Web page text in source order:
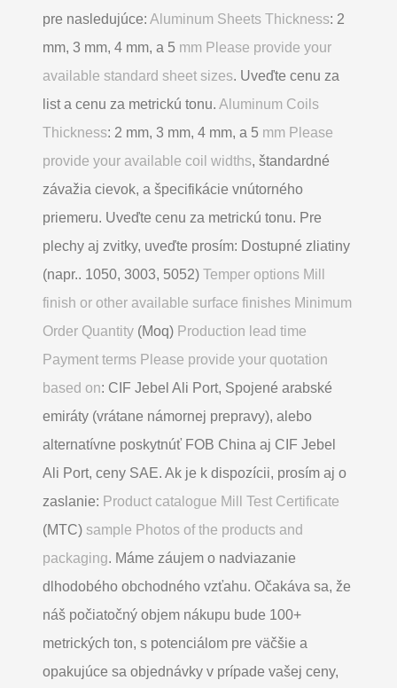
pre nasledujúce: Aluminum Sheets Thickness: 2
mm, 3 mm, 4 mm, a 5 mm Please provide your
available standard sheet sizes. Uveďte cenu za
list a cenu za metrickú tonu. Aluminum Coils
Thickness: 2 mm, 3 mm, 4 mm, a 5 mm Please
provide your available coil widths, štandardné
závažia cievok, a špecifikácie vnútorného
priemeru. Uveďte cenu za metrickú tonu. Pre
plechy aj zvitky, uveďte prosím: Dostupné zliatiny
(napr.. 1050, 3003, 5052) Temper options Mill
finish or other available surface finishes Minimum
Order Quantity (Moq) Production lead time
Payment terms Please provide your quotation
based on: CIF Jebel Ali Port, Spojené arabské
emiráty (vrátane námornej prepravy), alebo
alternatívne poskytnúť FOB China aj CIF Jebel
Ali Port, ceny SAE. Ak je k dispozícii, prosím aj o
zaslanie: Product catalogue Mill Test Certificate
(MTC) sample Photos of the products and
packaging. Máme záujem o nadviazanie
dlhodobého obchodného vzťahu. Očakáva sa, že
náš počiatočný objem nákupu bude 100+
metrických ton, s potenciálom pre väčšie a
opakujúce sa objednávky v prípade vašej ceny,